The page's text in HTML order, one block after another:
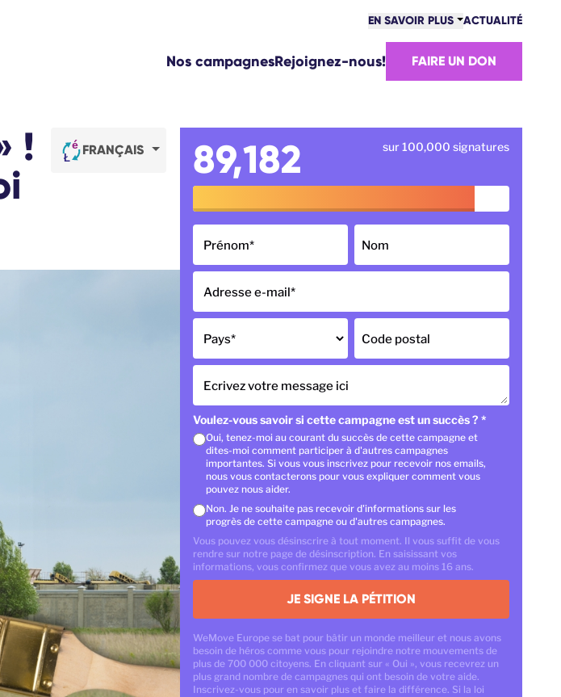
EN SAVOIR PLUS
NOS VICTOIRES
COMMENT SOMMES-NOUS FINANCÉS?
CONTACT
ACTUALITÉ
Nos campagnesRejoignez-nous! FAIRE UN DON
FRANÇAIS
!
89,182 sur 100,000 signatures
Prénom* Nom
Adresse e-mail*
Pays* Code postal
Ecrivez votre message ici
Voulez-vous savoir si cette campagne est un succès ? *
Oui, tenez-moi au courant du succès de cette campagne et
dites-moi comment participer à d'autres campagnes
importantes. Si vous vous inscrivez pour recevoir nos emails,
nous vous contacterons pour vous expliquer comment vous
pouvez nous aider.
Non. Je ne souhaite pas recevoir d'informations sur les
progrès de cette campagne ou d'autres campagnes.
Vous pouvez vous désinscrire à tout moment. Il vous suffit de vous
rendre sur notre page de désinscription. En saisissant vos
informations, vous confirmez que vous avez au moins 16 ans.
JE SIGNE LA PÉTITION
WeMove Europe se bat pour bâtir un monde meilleur et nous avons
besoin de héros comme vous pour rejoindre notre mouvements de
plus de 700 000 citoyens. En cliquant sur « Oui », vous recevrez un
plus grand nombre de campagnes qui ont besoin de votre aide.
Inscrivez-vous pour en savoir plus et faire la différence. Si la loi